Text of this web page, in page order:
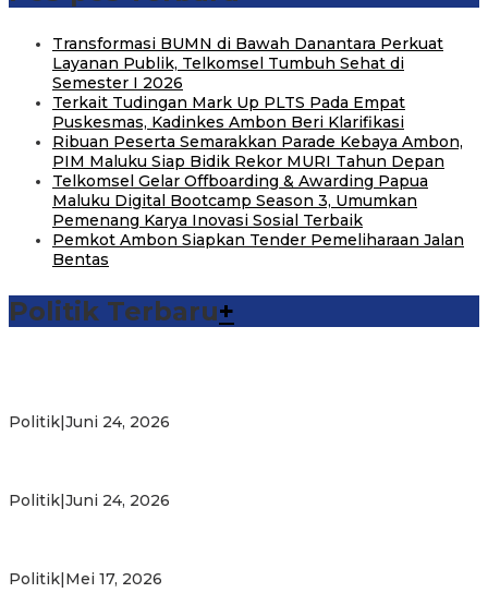
Transformasi BUMN di Bawah Danantara Perkuat
Layanan Publik, Telkomsel Tumbuh Sehat di
Semester I 2026
Terkait Tudingan Mark Up PLTS Pada Empat
Puskesmas, Kadinkes Ambon Beri Klarifikasi
Ribuan Peserta Semarakkan Parade Kebaya Ambon,
PIM Maluku Siap Bidik Rekor MURI Tahun Depan
Telkomsel Gelar Offboarding & Awarding Papua
Maluku Digital Bootcamp Season 3, Umumkan
Pemenang Karya Inovasi Sosial Terbaik
Pemkot Ambon Siapkan Tender Pemeliharaan Jalan
Bentas
Politik Terbaru+
Politik Juni 24, 2026
Politik Juni 24, 2026
Politik Mei 17, 2026